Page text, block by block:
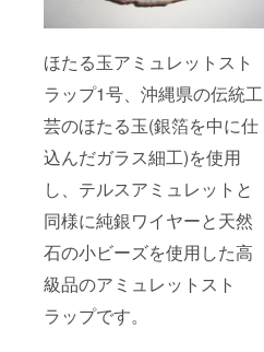
ほたる玉アミュレットスト
ラップ1号、沖縄県の伝統工
芸のほたる玉(銀箔を中に仕
込んだガラス細工)を使用
し、テルスアミュレットと
同様に純銀ワイヤーと天然
石の小ビーズを使用した高
級品のアミュレットスト
ラップです。